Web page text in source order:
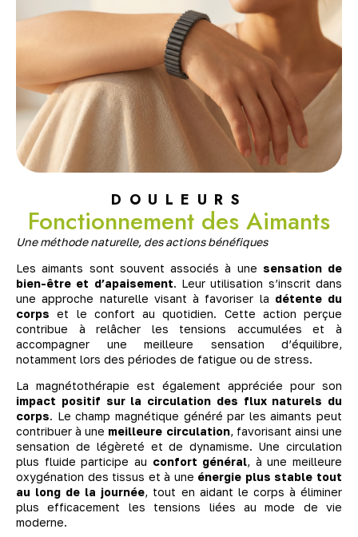
DOULEURS
Fonctionnement des Aimants
Une méthode naturelle, des actions bénéfiques
Les aimants sont souvent associés à une sensation de
bien-être et d’apaisement. Leur utilisation s’inscrit dans
une approche naturelle visant à favoriser la détente du
corps et le confort au quotidien. Cette action perçue
contribue à relâcher les tensions accumulées et à
accompagner une meilleure sensation d’équilibre,
notamment lors des périodes de fatigue ou de stress.
La magnétothérapie est également appréciée pour son
impact positif sur la circulation des flux naturels du
corps. Le champ magnétique généré par les aimants peut
contribuer à une meilleure circulation, favorisant ainsi une
sensation de légèreté et de dynamisme. Une circulation
plus fluide participe au confort général, à une meilleure
oxygénation des tissus et à une énergie plus stable tout
au long de la journée, tout en aidant le corps à éliminer
plus efficacement les tensions liées au mode de vie
moderne.